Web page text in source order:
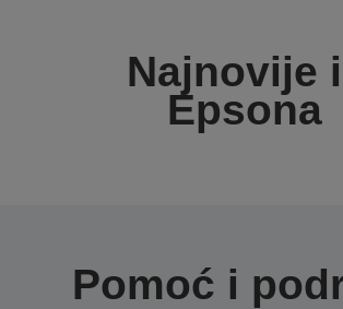
Najnovije
Epsona
Pomoć i